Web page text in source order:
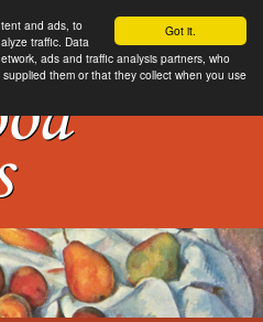
Got it.
and ads, to
traffic. Data
ads and traffic analysis partners, who
them or that they collect when you use